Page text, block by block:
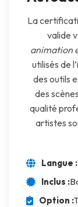
La
valide
animation
utilisés de
des outils
des
qualité
artistes
Langue :
Inclus :
Option :